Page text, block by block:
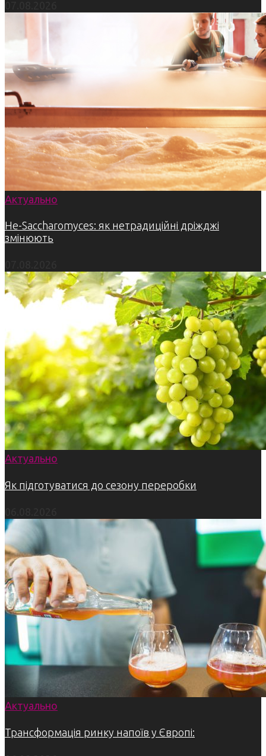
Актуально
Не-Saccharomyces: як нетрадиційні дріжджі
змінюють
Актуально
Як підготуватися до сезону переробки
Актуально
Трансформація ринку напоїв у Європі: